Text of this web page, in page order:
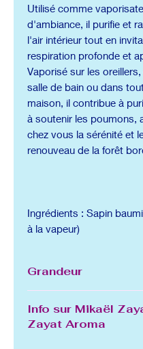
Utilisé comme
d'ambiance, il purifie et
l'air intérieur tout en
respiration profonde et
Vaporisé sur les
salle de bain ou dans
maison, il contribue à
à soutenir les poumons,
chez vous la sérénité et
renouveau de la forêt
Ingrédients : Sapin
à la vapeur)
Grandeur
Info sur Mikaël
Zayat Aroma